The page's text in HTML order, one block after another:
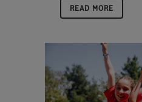
READ MORE